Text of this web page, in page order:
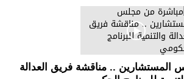
.. مناقشة فريق العدالة